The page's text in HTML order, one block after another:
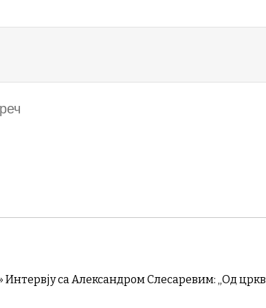
Интервју са Александром Слесаревим: „Од